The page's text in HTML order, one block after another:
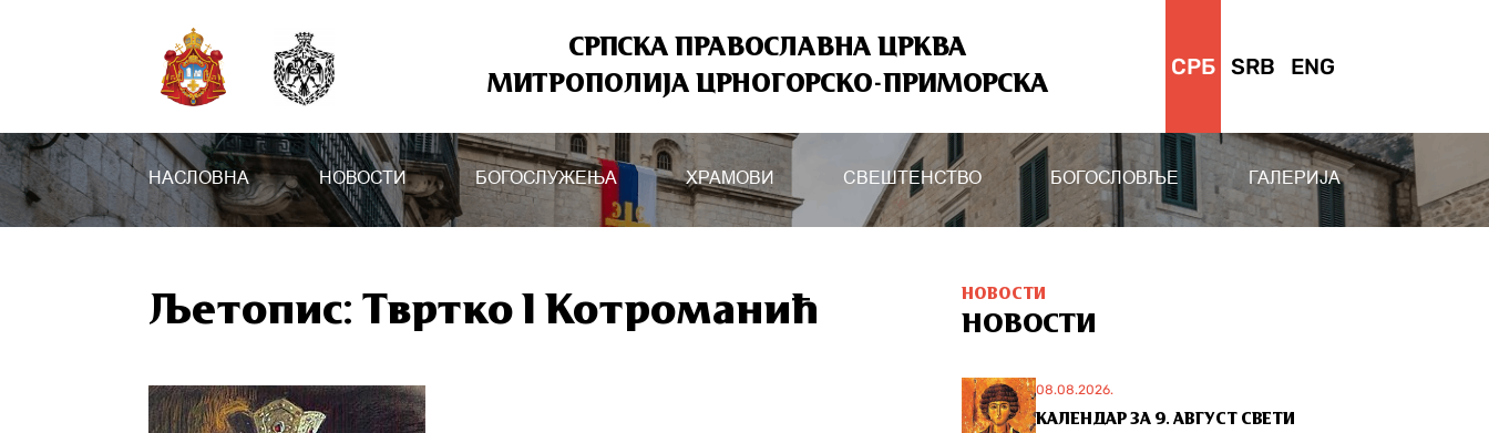
СРПСКА ПРАВОСЛАВНА ЦРКВА
МИТРОПОЛИЈА ЦРНОГОРСКО-ПРИМОРСКА
СРБ SRB ENG
НАСЛОВНА НОВОСТИ БОГОСЛУЖЕЊА ХРАМОВИ СВЕШТЕНСТВО БОГОСЛОВЉЕ ГАЛЕРИЈА
Љетопис: Твртко I Котроманић НОВОСТИ
НОВОСТИ
08.08.2026.
КАЛЕНДАР ЗА 9. АВГУСТ СВЕТИ